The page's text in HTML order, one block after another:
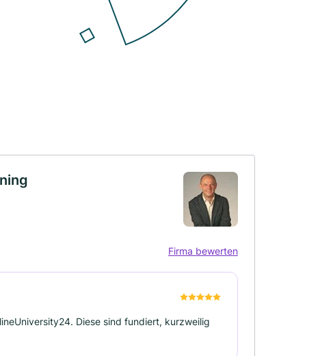
Firma bewerten
Diese sind fundiert, kurzweilig